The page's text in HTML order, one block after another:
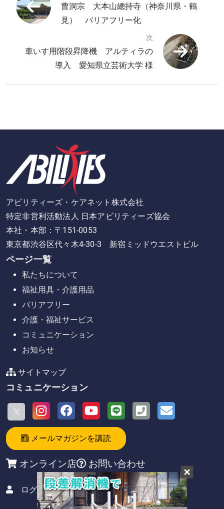
曹洞宗 大本山總持寺（神奈川県・鶴
見） バリアフリー化
次
車いす用階段昇降機 アルティラの
導入 愛知県立芸術大学 様
アビリティーズ・ケアネット株式会社
特定非営利活動法人 日本アビリティーズ協会
本社・本部：〒151-0053
東京都渋谷区代々木4-30-3 新宿ミッドウエストビル
ページ一覧
私たちについて
福祉用具・介護用品
バリアフリー
介護・福祉サービス
コミュニケーション
お知らせ
サイトマップ
コミュニケーション
メールマガジンを講読
オンライン店 お問い合わせ
ログイン